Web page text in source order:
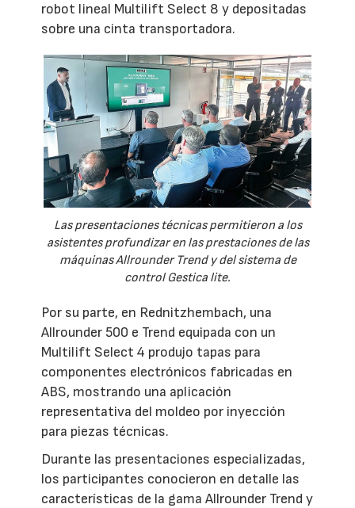
robot lineal Multilift Select 8 y depositadas
sobre una cinta transportadora.
Las presentaciones técnicas permitieron a los
asistentes profundizar en las prestaciones de las
máquinas Allrounder Trend y del sistema de
control Gestica lite.
Por su parte, en Rednitzhembach, una
Allrounder 500 e Trend equipada con un
Multilift Select 4 produjo tapas para
componentes electrónicos fabricadas en
ABS, mostrando una aplicación
representativa del moldeo por inyección
para piezas técnicas.
Durante las presentaciones especializadas,
los participantes conocieron en detalle las
características de la gama Allrounder Trend y